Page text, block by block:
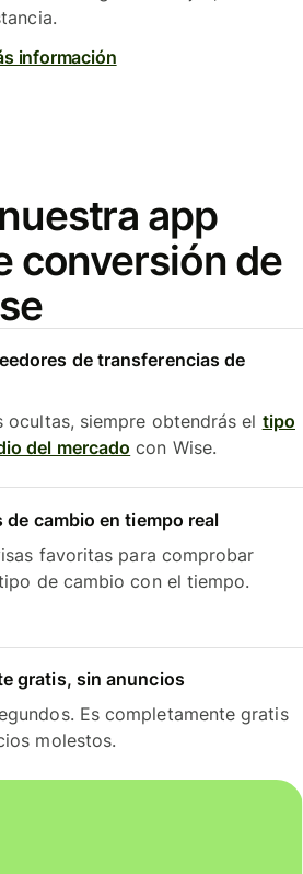
información
app
conversión de
de transferencias de
ocultas, siempre obtendrás el tipo
del mercado con Wise.
de cambio en tiempo real
favoritas para comprobar
de cambio con el tiempo.
gratis, sin anuncios
Es completamente gratis
molestos.